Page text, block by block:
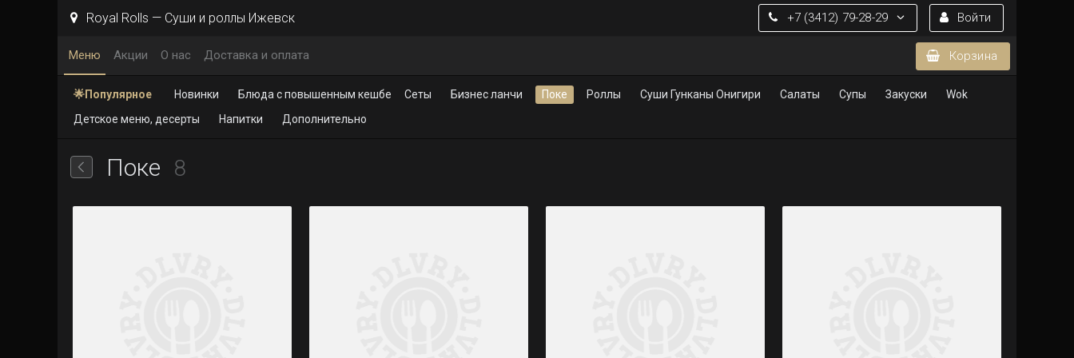
Войти
+7 (3412) 79-28-29
Royal Rolls — Суши и роллы Ижевск
Корзина
Меню Акции О нас Доставка и оплата
🌟Популярное Новинки Блюда с повышенным кешбеком 10%
Сеты Бизнес ланчи Поке Роллы Суши Гунканы Онигири Салаты Супы Закуски
Wok
Детское меню, десерты
Напитки Дополнительно
Поке 8